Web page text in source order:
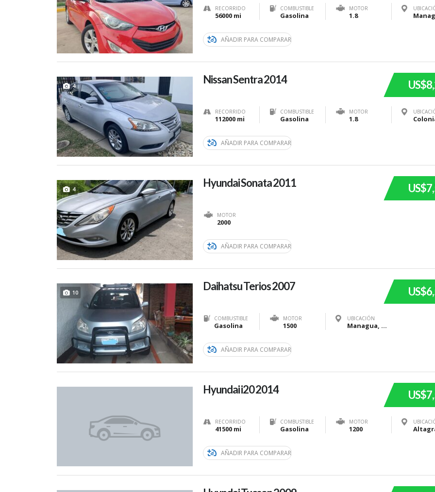
RECORRIDO
56000 mi
COMBUSTIBLE
Gasolina
MOTOR
1.8
AÑADIR PARA COMPARAR
4 Nissan Sentra 2014
RECORRIDO
112000 mi
COMBUSTIBLE
Gasolina
MOTOR
1.8
AÑADIR PARA COMPARAR
4 Hyundai Sonata 2011
MOTOR
2000
AÑADIR PARA COMPARAR
10 Daihatsu Terios 2007
COMBUSTIBLE
Gasolina
MOTOR
1500
UBICACIÓN
Managua, Nicaragua
AÑADIR PARA COMPARAR
Hyundai i20 2014
RECORRIDO
41500 mi
COMBUSTIBLE
Gasolina
MOTOR
1200
AÑADIR PARA COMPARAR